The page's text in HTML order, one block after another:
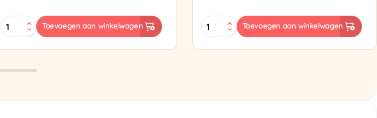
Sealtang
Super
Toevoegen aan winkelwagen
ES-
102
Toevoegen aan winkelwagen